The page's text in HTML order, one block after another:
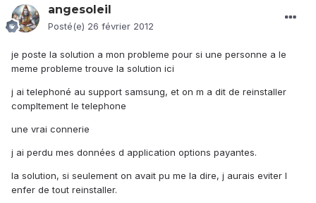
angesoleil
Posté(e) 26 février 2012
je poste la solution a mon probleme pour si une personne a le
meme probleme trouve la solution ici
j ai telephoné au support samsung, et on m a dit de reinstaller
compltement le telephone
une vrai connerie
j ai perdu mes données d application options payantes.
la solution, si seulement on avait pu me la dire, j aurais eviter l
enfer de tout reinstaller.